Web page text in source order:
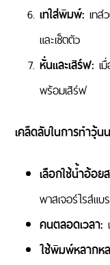
เทใส่พิมพ์: เทส่
และเซ็ตตัว
หั่นและเสิร์ฟ: เ
พร้อมเสิร์ฟ
เคล็ดลับในการทำวุ้
เลือกใช้น้ำอ้อย
พาสเจอร์ไรส์แบ
คนตลอดเวลา:
ใช้พิมพ์หลากห